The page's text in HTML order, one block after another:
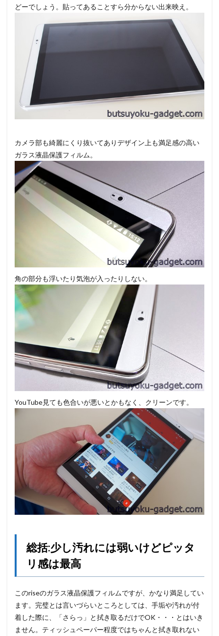
どーでしょう。貼ってあることすら分からない出来映え。
カメラ部も綺麗にくり抜いてありデザイン上も満足感の高い
ガラス液晶保護フィルム。
角の部分も浮いたり気泡が入ったりしない。
YouTube見ても色合いが悪いとかもなく、クリーンです。
総括:少し汚れには弱いけどピッタ
リ感は最高
このriseのガラス液晶保護フィルムですが、かなり満足してい
ます。完璧とは言いづらいところとしては、手垢や汚れが付
着した際に、「さらっ」と拭き取るだけでOK・・・とはいき
ません。ティッシュペーパー程度ではちゃんと拭き取れない